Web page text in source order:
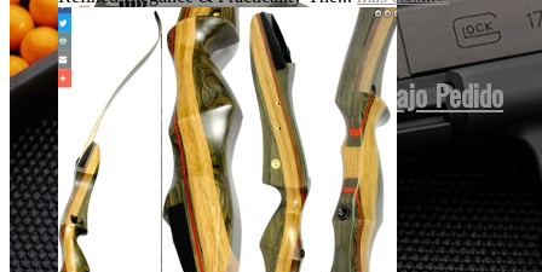
Empire MINI INVERT GS 2022 Bajo Pedido
Nuestros creativos think-tank ha incorporado una válvula
única, patentada y el diseño de la tecnología de flujo de alto...
más detalles